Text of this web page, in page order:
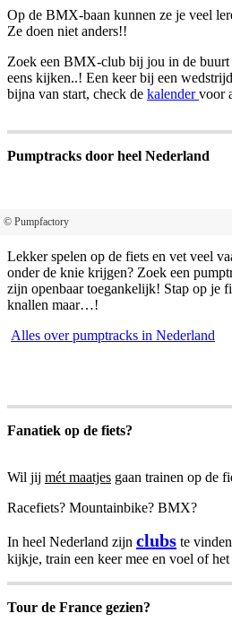
Op de BMX-baan kunnen ze je veel
Ze doen niet anders!!
Zoek een BMX-club bij jou in de buurt
eens kijken..! Een keer bij een
bijna van start, check de kalendervoor
Pumptracks door
© Pumpfactory
Lekker spelen op de fiets en vet veel
onder de knie krijgen? Zoek een
zijn openbaar toegankelijk! Stap op je
knallen maar…!
Alles over pumptracks in Nederland
Fanatiek op
Wil jij mét maatjes gaan trainen op de
Racefiets? Mountainbike? BMX?
In heel Nederland zijn clubs te
kijkje, train een keer mee en voel of
Tour de France gezien?